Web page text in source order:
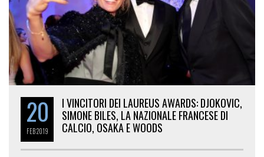
20
FEB2019
I VINCITORI DEI LAUREUS AWARDS: DJOKOVIC,
SIMONE BILES, LA NAZIONALE FRANCESE DI
CALCIO, OSAKA E WOODS